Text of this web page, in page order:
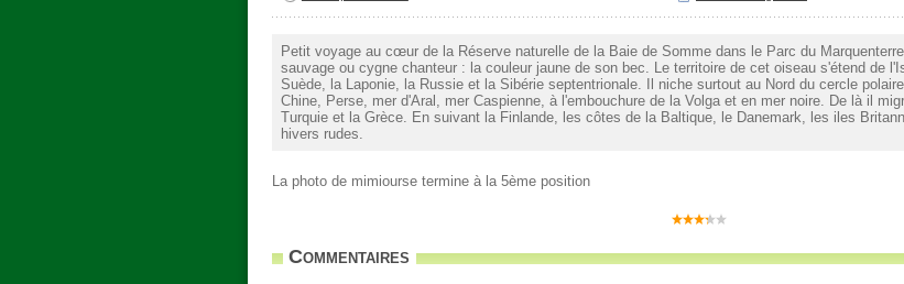
Petit voyage au cœur de la Réserve naturelle de la Baie de Somme dans le Parc du
sauvage ou cygne chanteur : la couleur jaune de son bec. Le territoire de cet oiseau s'étend de
Suède, la Laponie, la Russie et la Sibérie septentrionale. Il niche surtout au Nord du cercle
Chine, Perse, mer d'Aral, mer Caspienne, à l'embouchure de la Volga et en mer noire. De là il
Turquie et la Grèce. En suivant la Finlande, les côtes de la Baltique, le Danemark, les iles
hivers rudes.
La photo de mimiourse termine à la 5ème position
Commentaires